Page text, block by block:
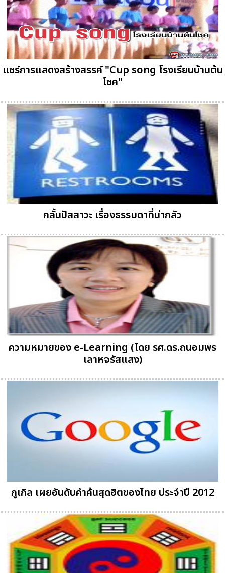
แชร์การแสดงสร้างสรรค์ "Cup song โรงเรียนบ้านต้น
โชค"
กลั้นปัสสาวะ เรื่องธรรมดาที่น่ากลัว
ความหมายของ e-Learning (โดย รศ.ดร.ถนอมพร
เลาหจรัสแสง)
กูเกิล เผยอันดับคำค้นสุดฮิตของไทย ประจำปี 2012